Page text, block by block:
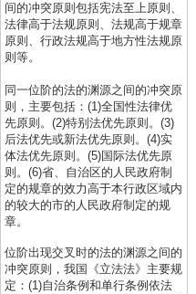
间的冲突原则包括宪法至上原则、
法律高于法规原则、法规高于规章
原则、行政法规高于地方性法规原
则等。
同一位阶的法的渊源之间的冲突原
则，主要包括：(1)全国性法律优
先原则。(2)特别法优先原则。(3)
后法优先或新法优先原则。(4)实
体法优先原则。(5)国际法优先原
则。(6)省、自治区的人民政府制
定的规章的效力高于本行政区域内
的较大的市的人民政府制定的规
章。
位阶出现交叉时的法的渊源之间的
冲突原则，我国《立法法》主要规
定：(1)自治条例和单行条例依法